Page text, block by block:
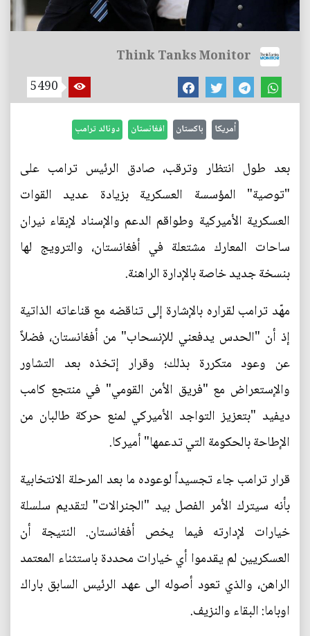
Think Tanks Monitor
5490
أمريكا باكستان افغانستان دونالد ترامب
بعد طول انتظار وترقب، صادق الرئيس ترامب على
"توصية" المؤسسة العسكرية بزيادة عديد القوات
العسكرية الأميركية وطواقم الدعم والإسناد لإبقاء نيران
ساحات المعارك مشتعلة في أفغانستان، والترويج لها
بنسخة جديد خاصة بالإدارة الراهنة.
مهّد ترامب لقراره بالإشارة إلى تناقضه مع قناعاته الذاتية
إذ أن "الحدس يدفعني للإنسحاب" من أفغانستان، فضلاً
عن وعود متكررة بذلك؛ وقرار إتخذه بعد التشاور
والإستعراض مع "فريق الأمن القومي" في منتجع كامب
ديفيد "بتعزيز التواجد الأميركي لمنع حركة طالبان من
الإطاحة بالحكومة التي تدعمها" أميركا.
قرار ترامب جاء تجسيداً لوعوده ما بعد المرحلة الانتخابية
بأنه سيترك الأمر الفصل بيد "الجنرالات" لتقديم سلسلة
خيارات لإدارته فيما يخص أفغانستان. النتيجة أن
العسكريين لم يقدموا أي خيارات محددة باستثناء المعتمد
الراهن، والذي تعود أصوله الى عهد الرئيس السابق باراك
اوباما: البقاء والنزيف.